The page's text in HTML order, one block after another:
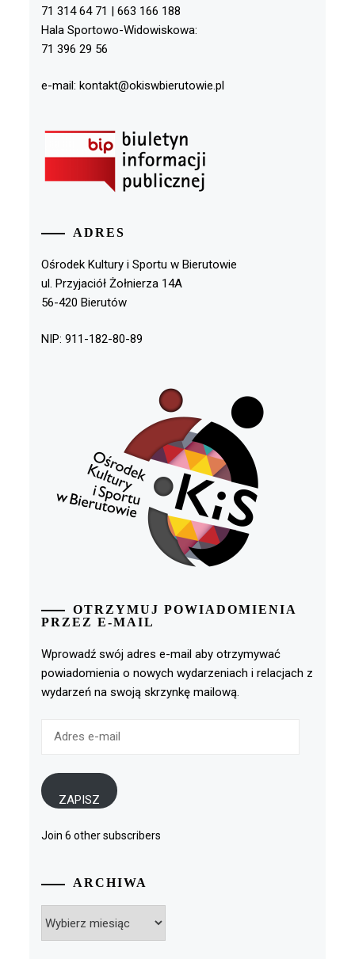
71 314 64 71 | 663 166 188
Hala Sportowo-Widowiskowa:
71 396 29 56
e-mail: kontakt@okiswbierutowie.pl
ADRES
Ośrodek Kultury i Sportu w Bierutowie
ul. Przyjaciół Żołnierza 14A
56-420 Bierutów
NIP: 911-182-80-89
OTRZYMUJ POWIADOMIENIA
PRZEZ E-MAIL
Wprowadź swój adres e-mail aby otrzymywać
powiadomienia o nowych wydarzeniach i relacjach z
wydarzeń na swoją skrzynkę mailową.
ZAPISZ
Join 6 other subscribers
ARCHIWA